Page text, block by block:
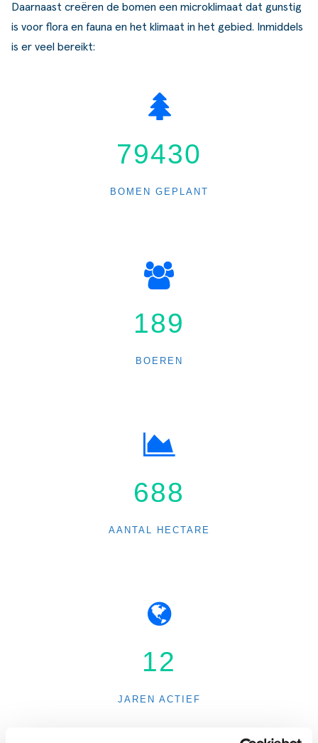
Daarnaast creëren de bomen een microklimaat dat gunstig
is voor flora en fauna en het klimaat in het gebied. Inmiddels
is er veel bereikt:
84500
BOMEN GEPLANT
210
BOEREN
800
AANTAL HECTARE
15
JAREN ACTIEF